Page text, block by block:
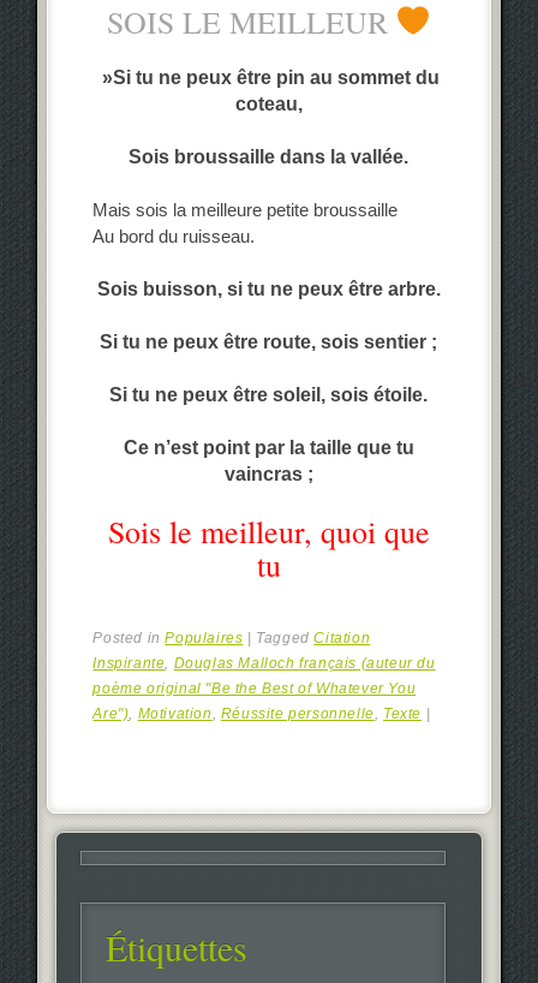
‌SOIS LE MEILLEUR
‎ »Si tu ne peux être pin au sommet du
coteau,
Sois broussaille dans la vallée.
Mais sois la meilleure petite broussaille
Au bord du ruisseau.
Sois buisson, si tu ne peux être arbre.
Si tu ne peux être route, sois sentier ;
Si tu ne peux être soleil, sois étoile.
Ce n’est point par la taille que tu
vaincras ;
Sois le meilleur, quoi que
tu
Posted inPopulaires TaggedCitation
Inspirante, Douglas Malloch français (auteur du
poème original "Be the Best of Whatever You
Are"), Motivation, Réussite personnelle, Texte
Étiquettes